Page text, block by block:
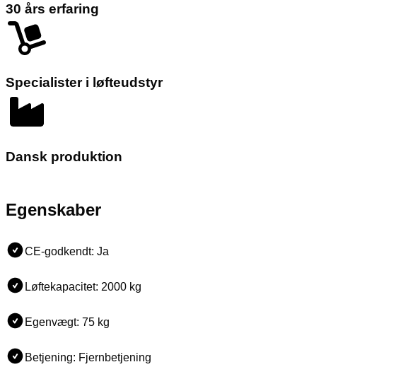
30 års erfaring
Specialister i løfteudstyr
Dansk produktion
Egenskaber
CE-godkendt: Ja
Løftekapacitet: 2000 kg
Egenvægt: 75 kg
Betjening: Fjernbetjening